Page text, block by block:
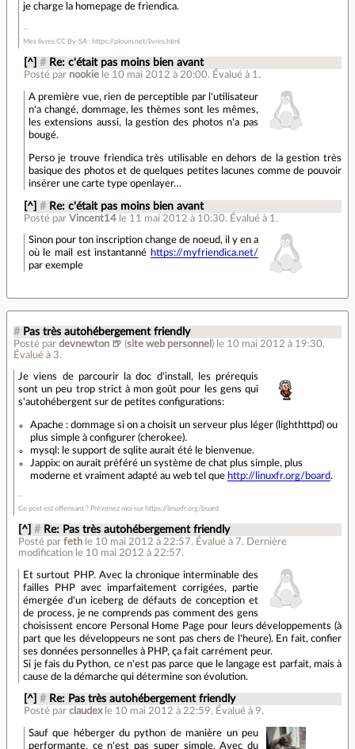
je charge la homepage de friendica.
Mes livres CC By-SA : https://ploum.net/livres.html
[^] # Re: c'était pas moins bien avant
Posté par nookie le 10 mai 2012 à 20:00. Évalué à 1 .
A première vue, rien de perceptible par l'utilisateur
n'a changé, dommage, les thèmes sont les mêmes,
les extensions aussi, la gestion des photos n'a pas
bougé.
Perso je trouve friendica très utilisable en dehors de la gestion très
basique des photos et de quelques petites lacunes comme de pouvoir
insérer une carte type openlayer…
[^] # Re: c'était pas moins bien avant
Posté par Vincent14 le 11 mai 2012 à 10:30. Évalué à 1 .
Sinon pour ton inscription change de noeud, il y en a
où le mail est instantanné https://myfriendica.net/
par exemple
# Pas très autohébergement friendly
Posté par devnewton 🍺 (site web personnel ) le 10 mai 2012 à 19:30.
Évalué à 3.
Je viens de parcourir la doc d'install, les prérequis
sont un peu trop strict à mon goût pour les gens qui
s'autohébergent sur de petites configurations:
Apache : dommage si on a choisit un serveur plus léger (lighthttpd) ou
plus simple à configurer (cherokee).
mysql: le support de sqlite aurait été le bienvenue.
Jappix: on aurait préféré un système de chat plus simple, plus
moderne et vraiment adapté au web tel que http://linuxfr.org/board.
Ce post est offensant ? Prévenez moi sur https://linuxfr.org/board
[^] # Re: Pas très autohébergement friendly
Posté parfeth le 10 mai 2012 à 22:57. Évalué à7. Dernière
modification le 10 mai 2012 à 22:57.
Et surtout PHP. Avec la chronique interminable des
failles PHP avec imparfaitement corrigées, partie
émergée d'un iceberg de défauts de conception et
de process, je ne comprends pas comment des gens
choisissent encore Personal Home Page pour leurs développements (à
part que les développeurs ne sont pas chers de l'heure). En fait, confier
ses données personnelles à PHP, ça fait carrément peur.
Si je fais du Python, ce n'est pas parce que le langage est parfait, mais à
cause de la démarche qui détermine son évolution.
[^] # Re: Pas très autohébergement friendly
Posté par claudex le 10 mai 2012 à 22:59.Évalué à 9.
Sauf que héberger du python de manière un peu
performante, ce n'est pas super simple. Avec du